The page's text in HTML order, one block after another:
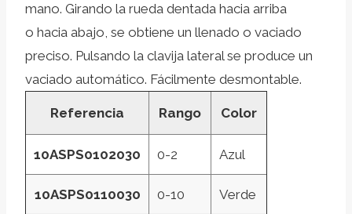
mano. Girando la rueda dentada hacia arriba
o hacia abajo, se obtiene un llenado o vaciado
preciso. Pulsando la clavija lateral se produce un
vaciado automático. Fácilmente desmontable.
Referencia Rango Color
10ASPS0102030 0-2 Azul
10ASPS0110030 0-10 Verde